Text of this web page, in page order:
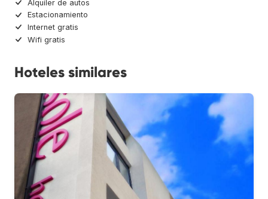
Alquiler de autos
Estacionamiento
Internet gratis
Wifi gratis
Hoteles similares